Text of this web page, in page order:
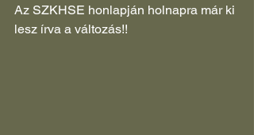
Az SZKHSE honlapján holnapra már ki
lesz írva a változás!!